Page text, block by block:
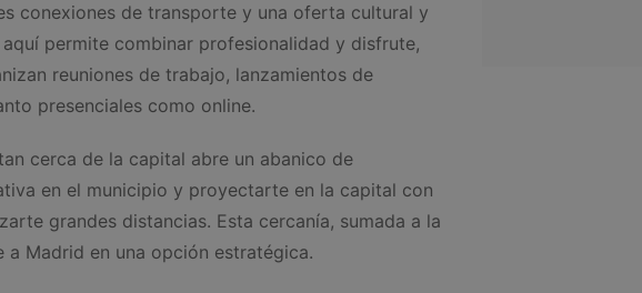
conexiones de transporte y una oferta cultural y
permite combinar profesionalidad y disfrute,
reuniones de trabajo, lanzamientos de
presenciales como online.
cerca de la capital abre un abanico de
en el municipio y proyectarte en la capital con
grandes distancias. Esta cercanía, sumada a la
Madrid en una opción estratégica.